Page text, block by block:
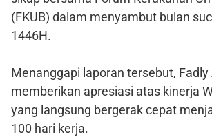
(FKUB) dalam menyambut bulan
1446H.
Menanggapi laporan tersebut, Fadly
memberikan apresiasi atas kinerja
yang langsung bergerak cepat
100 hari kerja.